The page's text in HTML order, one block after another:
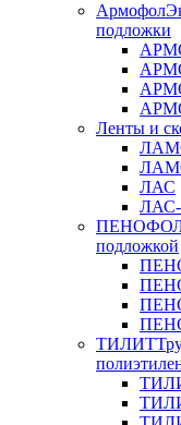
Армофол
подложки
Ленты и
ЛАС
подложкой
ТИЛИТ